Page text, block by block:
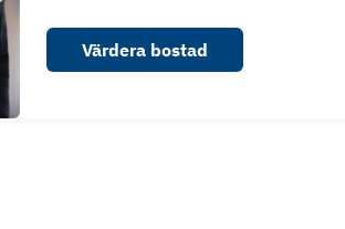
Värdera bostad